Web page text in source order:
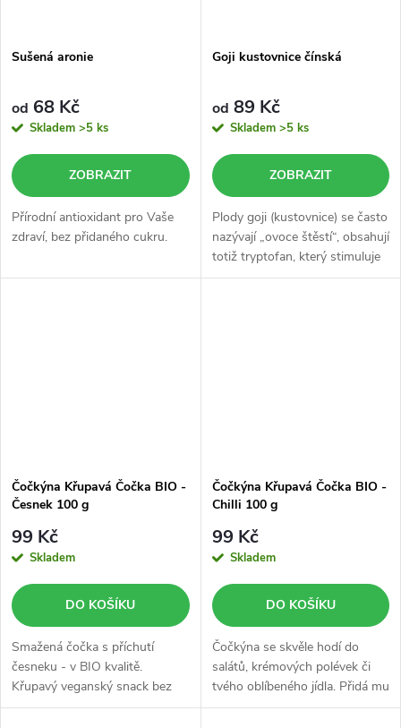
Sušená aronie
od 68 Kč
Skladem >5 ks
ZOBRAZIT
Přírodní antioxidant pro Vaše
zdraví, bez přidaného cukru.
Goji kustovnice čínská
od 89 Kč
Skladem >5 ks
ZOBRAZIT
Plody goji (kustovnice) se často
nazývají „ovoce štěstí“, obsahují
totiž tryptofan, který stimuluje
tělo k produkci hormonu štěstí,
Čočkýna Křupavá Čočka BIO -
Česnek 100 g
99 Kč
Skladem
DO KOŠÍKU
Smažená čočka s příchutí
česneku - v BIO kvalitě.
Křupavý veganský snack bez
lepku, který dodá tělu bílkoviny i
Čočkýna Křupavá Čočka BIO -
Chilli 100 g
99 Kč
Skladem
DO KOŠÍKU
Čočkýna se skvěle hodí do
salátů, krémových polévek či
tvého oblíbeného jídla. Přidá mu
šmrnc a neodolatelnou